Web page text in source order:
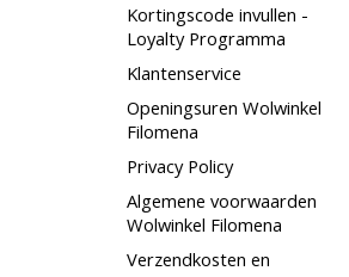
Kortingscode invullen -
Loyalty Programma
Klantenservice
Openingsuren Wolwinkel
Filomena
Privacy Policy
Algemene voorwaarden
Wolwinkel Filomena
Verzendkosten en